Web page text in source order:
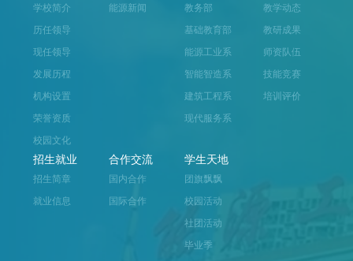
学校简介
历任领导
现任领导
发展历程
机构设置
荣誉资质
校园文化
能源新闻
教务部
基础教育部
能源工业系
智能智造系
建筑工程系
现代服务系
教学动态
教研成果
师资队伍
技能竞赛
培训评价
招生就业
招生简章
就业信息
合作交流
国内合作
国际合作
学生天地
团旗飘飘
校园活动
社团活动
毕业季